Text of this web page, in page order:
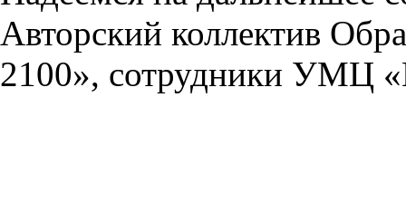
Авторский коллектив
2100», сотрудники УМЦ